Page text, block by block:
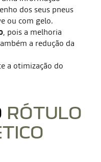
dos seus pneus
ou com gelo.
, pois a melhoria
a redução da
a otimização do
RÓTULO